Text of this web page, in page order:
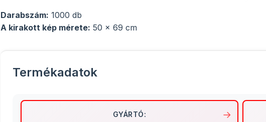
Darabszám: 1000 db
A kirakott kép mérete: 50 x 69 cm
Termékadatok
GYÁRTÓ: